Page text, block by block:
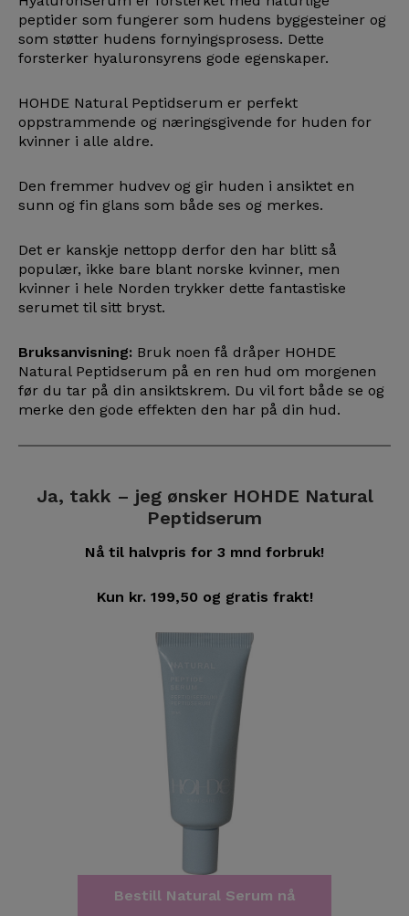
peptider som fungerer som hudens byggesteiner og
som støtter hudens fornyingsprosess. Dette
forsterker hyaluronsyrens gode egenskaper.
HOHDE Natural Peptidserum er perfekt
oppstrammende og næringsgivende for huden for
kvinner i alle aldre.
Den fremmer hudvev og gir huden i ansiktet en
sunn og fin glans som både ses og merkes.
Det er kanskje nettopp derfor den har blitt så
populær, ikke bare blant norske kvinner, men
kvinner i hele Norden trykker dette fantastiske
serumet til sitt bryst.
Bruksanvisning: Bruk noen få dråper HOHDE
Natural Peptidserum på en ren hud om morgenen
før du tar på din ansiktskrem. Du vil fort både se og
merke den gode effekten den har på din hud.
Ja, takk – jeg ønsker HOHDE Natural
Peptidserum
Nå til halvpris for 3 mnd forbruk!
Kun kr. 199,50 og gratis frakt!
Bestill Natural Serum nå